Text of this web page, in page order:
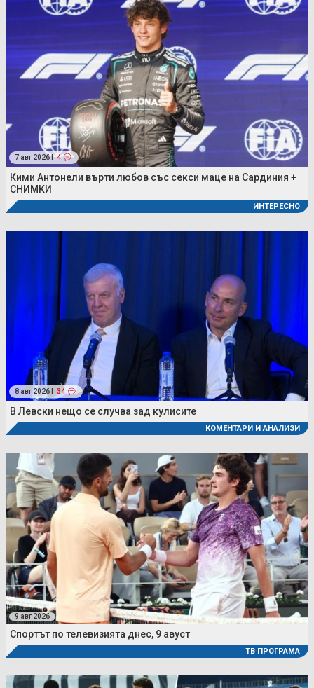
7 авг 2026 | 4
Кими Антонели върти любов със секси маце на Сардиния +
СНИМКИ
ИНТЕРЕСНО
8 авг 2026 | 34
В Левски нещо се случва зад кулисите
КОМЕНТАРИ И АНАЛИЗИ
9 авг 2026
Спортът по телевизията днес, 9 авуст
ТВ ПРОГРАМА